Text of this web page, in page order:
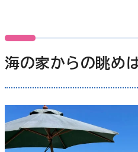
海の家からの眺め